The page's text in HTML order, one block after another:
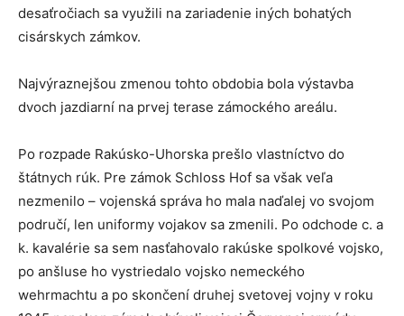
desaťročiach sa využili na zariadenie iných bohatých
cisárskych zámkov.
Najvýraznejšou zmenou tohto obdobia bola výstavba
dvoch jazdiarní na prvej terase zámockého areálu.
Po rozpade Rakúsko-Uhorska prešlo vlastníctvo do
štátnych rúk. Pre zámok Schloss Hof sa však veľa
nezmenilo – vojenská správa ho mala naďalej vo svojom
područí, len uniformy vojakov sa zmenili. Po odchode c. a
k. kavalérie sa sem nasťahovalo rakúske spolkové vojsko,
po anšluse ho vystriedalo vojsko nemeckého
wehrmachtu a po skončení druhej svetovej vojny v roku